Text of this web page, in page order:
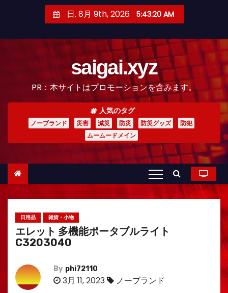
日. 8月 9th, 2026 5:43:21 AM
saigai.xyz
PR：本サイトはプロモーションを含みます。
人気のタグ
ノーブランド 災害 減災 防災 防災グッズ
防犯
ムームードメイン
日用品 雑貨・小物
エレット 多機能ポータブルライト
C3203040
By phi72110
3月 11, 2023 ノーブランド